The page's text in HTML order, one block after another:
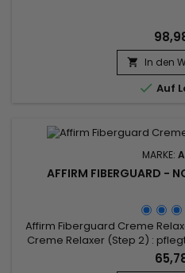
 In den
 Auf
MARKE:
AFFIRM FIBERGUARD -
Affirm Fiberguard Creme
Creme Relaxer (Step 2) :
nach der chemischen
vor, während und nach der